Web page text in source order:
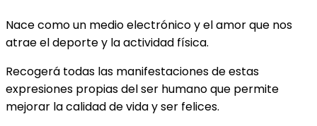
Nace como un medio electrónico y el amor que nos
atrae el deporte y la actividad física.
Recogerá todas las manifestaciones de estas
expresiones propias del ser humano que permite
mejorar la calidad de vida y ser felices.